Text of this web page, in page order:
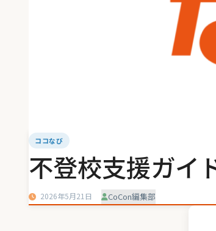
ココなび
不登校支援ガイ
2026年5月21日 CoCon編集部